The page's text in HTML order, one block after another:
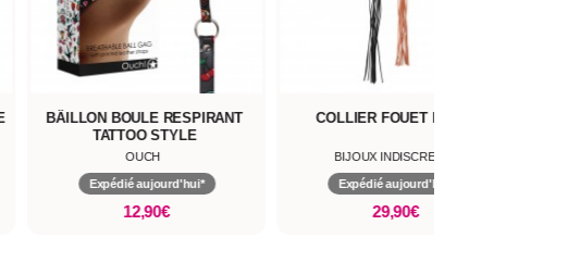
BÂILLON BOULE RESPIRANT
TATTOO STYLE
OUCH
Expédié aujourd'hui*
12,90€
COLLIER FOUET MAZE
BIJOUX INDISCRETS
Expédié aujourd'hui*
29,90€